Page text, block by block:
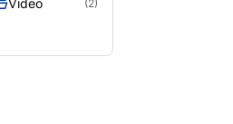
Video (2)